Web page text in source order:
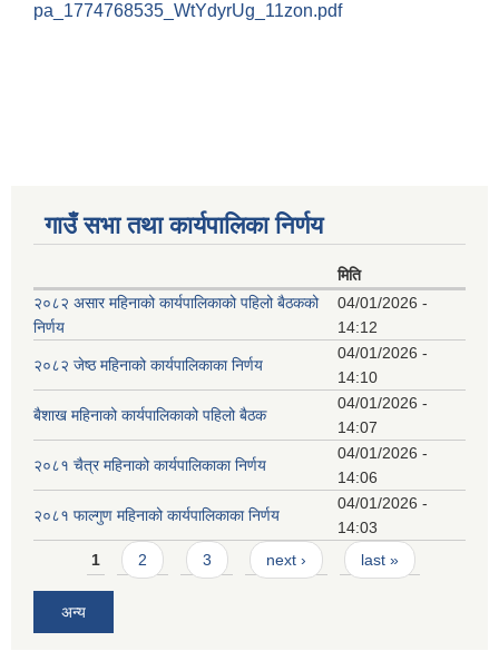
pa_1774768535_WtYdyrUg_11zon.pdf
गाउँ सभा तथा कार्यपालिका निर्णय
मिति
२०८२ असार महिनाको कार्यपालिकाको पहिलो बैठकको
निर्णय
04/01/2026 -
14:12
२०८२ जेष्ठ महिनाको कार्यपालिकाका निर्णय
04/01/2026 -
14:10
बैशाख महिनाको कार्यपालिकाको पहिलो बैठक
04/01/2026 -
14:07
२०८१ चैत्र महिनाको कार्यपालिकाका निर्णय
04/01/2026 -
14:06
२०८१ फाल्गुण महिनाको कार्यपालिकाका निर्णय
04/01/2026 -
14:03
Pages
1 2 3 next › last »
अन्य